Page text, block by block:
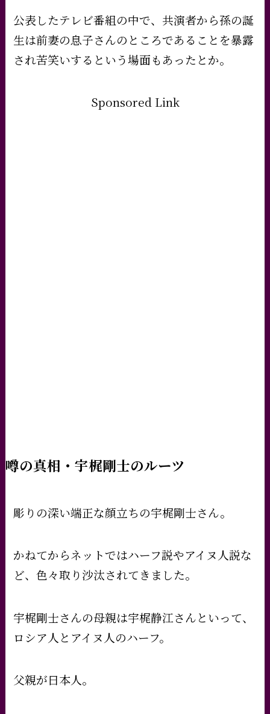
公表したテレビ番組の中で、共演者から孫の誕
生は前妻の息子さんのところであることを暴露
され苦笑いするという場面もあったとか。
Sponsored Link
噂の真相・宇梶剛士のルーツ
彫りの深い端正な顔立ちの宇梶剛士さん。
かねてからネットではハーフ説やアイヌ人説な
ど、色々取り沙汰されてきました。
宇梶剛士さんの母親は宇梶静江さんといって、
ロシア人とアイヌ人のハーフ。
父親が日本人。